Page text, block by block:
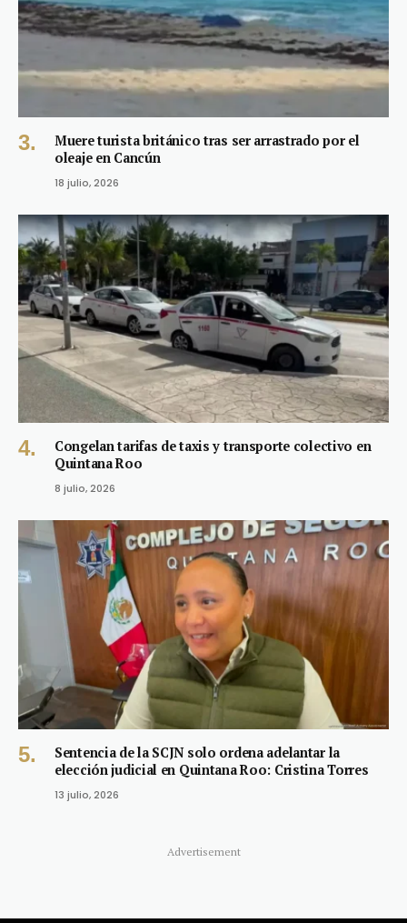
Muere turista británico tras ser arrastrado por el
oleaje en Cancún
18 julio, 2026
Congelan tarifas de taxis y transporte colectivo en
Quintana Roo
8 julio, 2026
Sentencia de la SCJN solo ordena adelantar la
elección judicial en Quintana Roo: Cristina Torres
13 julio, 2026
Advertisement